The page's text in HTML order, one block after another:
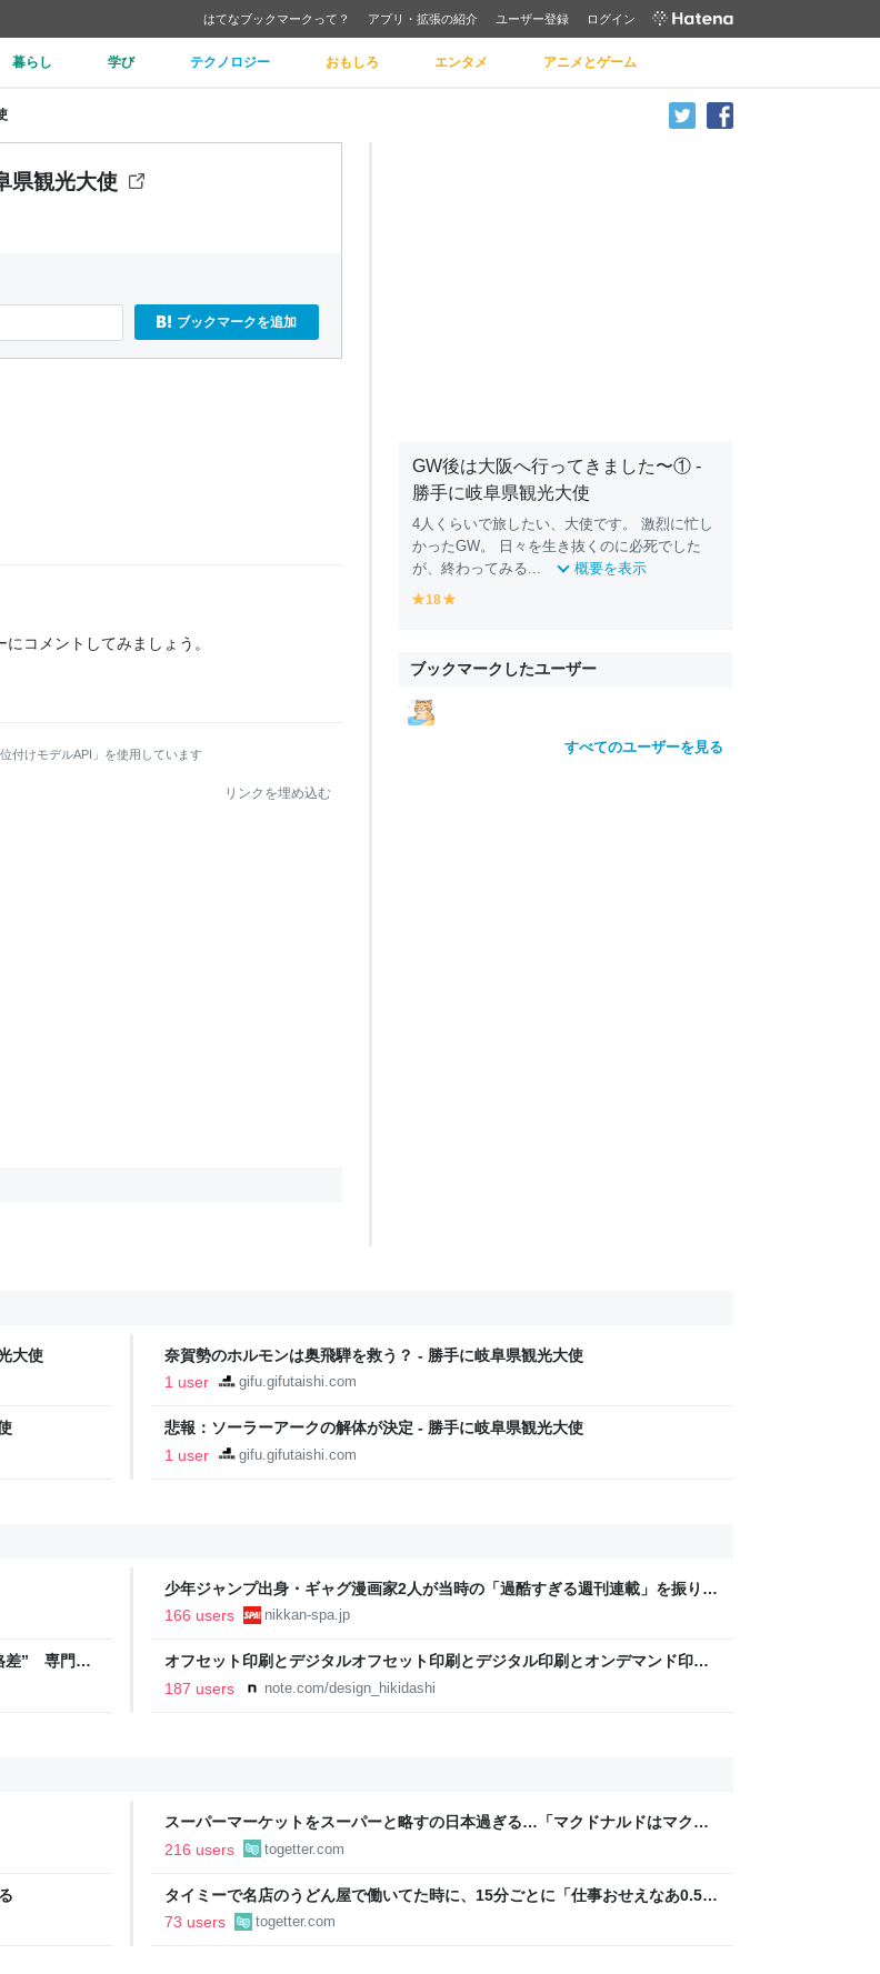
はてなブックマークって？ アプリ・拡張の紹介 ユーザー登録 ログイン
暮らし 学び テクノロジー おもしろ エンタメ アニメとゲーム
県観光大使
ブックマークを追加
にコメントしてみましょう。
付けモデルAPI」を使用しています
リンクを埋め込む
GW後は大阪へ行ってきました〜① -
勝手に岐阜県観光大使
4人くらいで旅したい、大使です。 激烈に忙し
かったGW。 日々を生き抜くのに必死でした
が、終わってみる...
概要を表示
y
o
w
18
o
w
ブックマークしたユーザー
すべてのユーザーを見る
大使
奈賀勢のホルモンは奥飛騨を救う？ - 勝手に岐阜県観光大使
1 user
gifu.gifutaishi.com
悲報：ソーラーアークの解体が決定 - 勝手に岐阜県観光大使
1 user
gifu.gifutaishi.com
少年ジャンプ出身・ギャグ漫画家2人が当時の「過酷すぎる週刊連載」を振り返
る。「ヘルニアで入院しても原稿は落とさない」ストイックな舞台裏 | 日刊
166 users nikkan-spa.jp
差” 専門家
ン
オフセット印刷とデジタルオフセット印刷とデジタル印刷とオンデマンド印刷
と。｜デザインのひきだし 津田淳子
187 users note.com/design_hikidashi
スーパーマーケットをスーパーと略すの日本過ぎる…「マクドナルドはマクド
であるべき」「海外でもある」など
216 users togetter.com
タイミーで名店のうどん屋で働いてた時に、15分ごとに「仕事おせえなあ0.5秒
で一皿洗えねーと金払わねーぞw」「存在がうぜえんだよ早く消えろ」と耳元
で囁かれた話
73 users togetter.com